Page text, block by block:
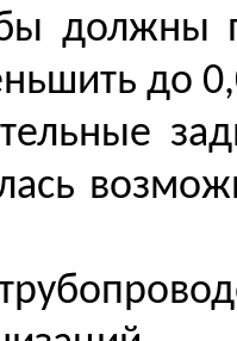
должны
до